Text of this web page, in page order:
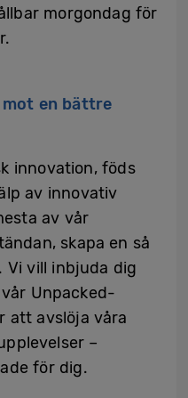
morgondag för
mot en bättre
innovation, föds
av innovativ
av vår
skapa en så
Vi vill inbjuda dig
Unpacked-
att avslöja våra
–
för dig.